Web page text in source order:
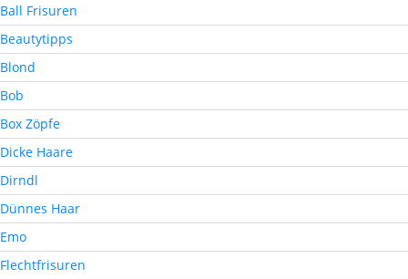
Ball Frisuren
Beautytipps
Blond
Bob
Box Zöpfe
Dicke Haare
Dirndl
Dünnes Haar
Emo
Flechtfrisuren